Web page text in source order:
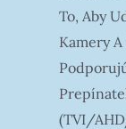
To, Aby
Kamery
(TVI/